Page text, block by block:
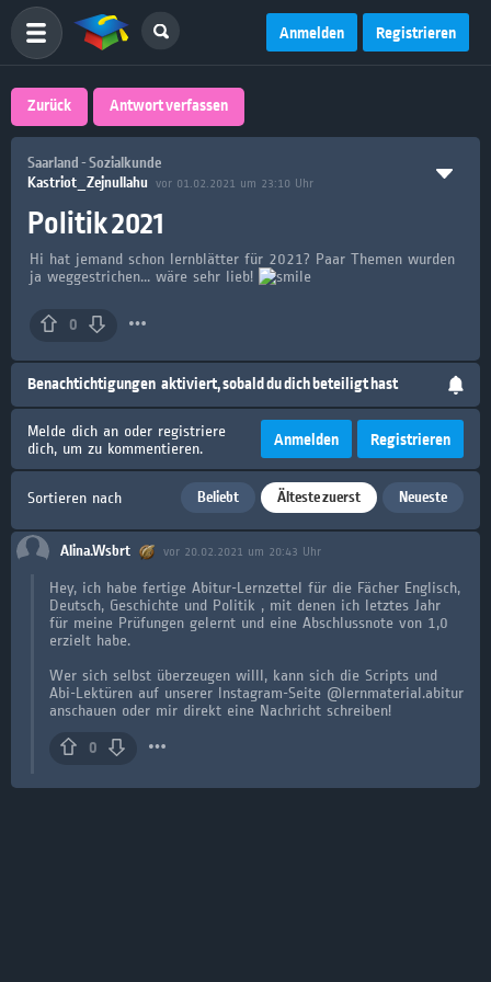
Anmelden Registrieren
Zurück Antwort verfassen
Saarland - Sozialkunde
Kastriot_Zejnullahu
vor 01.02.2021 um 23:10 Uhr
Politik 2021
Hi hat jemand schon lernblätter für 2021? Paar Themen wurden
ja weggestrichen... wäre sehr lieb!
0
Benachtichtigungen aktiviert, sobald du dich beteiligt hast
Melde dich an oder registriere
dich, um zu kommentieren.
Anmelden Registrieren
Sortieren nach Beliebt Älteste zuerst Neueste
Alina.Wsbrt vor 20.02.2021 um 20:43 Uhr
Hey, ich habe fertige Abitur-Lernzettel für die Fächer Englisch,
Deutsch, Geschichte und Politik , mit denen ich letztes Jahr
für meine Prüfungen gelernt und eine Abschlussnote von 1,0
erzielt habe.
Wer sich selbst überzeugen willl, kann sich die Scripts und
Abi-Lektüren auf unserer Instagram-Seite @lernmaterial.abitur
anschauen oder mir direkt eine Nachricht schreiben!
0